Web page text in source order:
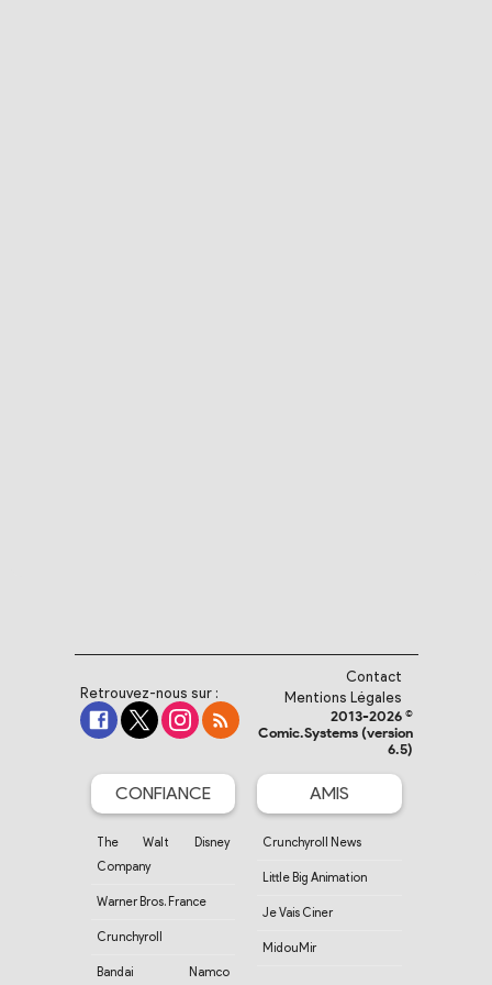
Retrouvez-nous sur :
Contact
Mentions Légales
2013-2026 ©
Comic.Systems (version
6.5)
CONFIANCE
The Walt Disney
Company
Warner Bros. France
Crunchyroll
Bandai Namco
AMIS
Crunchyroll News
Little Big Animation
Je Vais Ciner
MidouMir